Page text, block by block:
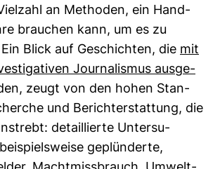
an Methoden, ein Hand­
brau­chen kann, um es zu
Blick auf Geschichten, die mit
Jour­na­lismus aus­ge­
zeugt von den hohen Stan­
und Bericht­erstat­tung, die
detail­lierte Unter­su­
geplün­derte,